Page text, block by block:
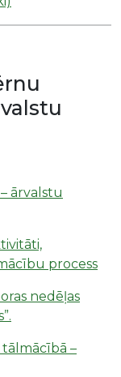
ārvalstu
process
nedēļas
–